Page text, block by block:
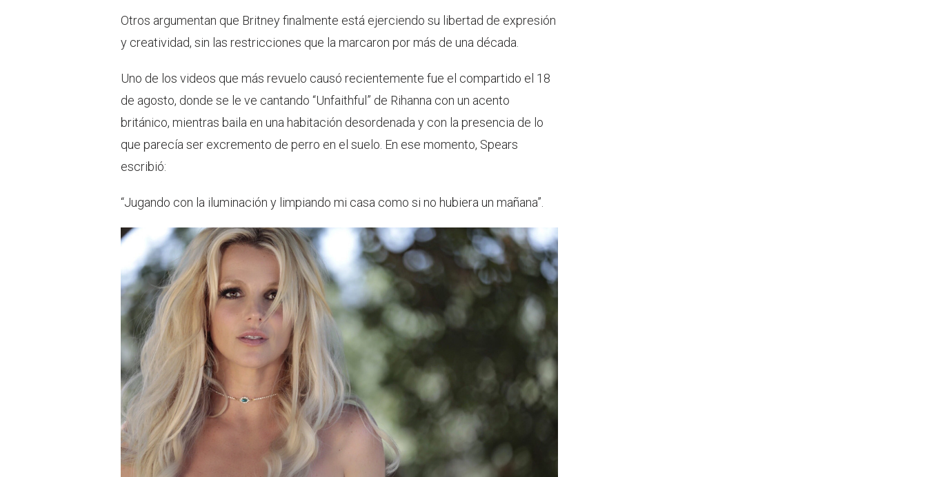
Otros argumentan que Britney finalmente está ejerciendo su libertad de expresión
y creatividad, sin las restricciones que la marcaron por más de una década.
Uno de los videos que más revuelo causó recientemente fue el compartido el 18
de agosto, donde se le ve cantando “Unfaithful” de Rihanna con un acento
británico, mientras baila en una habitación desordenada y con la presencia de lo
que parecía ser excremento de perro en el suelo. En ese momento, Spears
escribió:
“Jugando con la iluminación y limpiando mi casa como si no hubiera un mañana”.